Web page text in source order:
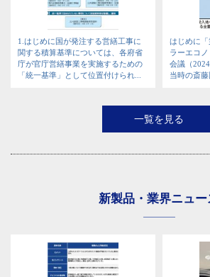
1.はじめに国が発注する営繕工事に
関する積算基準については、各府省
庁が官庁営繕事業を実施するための
「統一基準」として位置付けられ...
はじめに「
ラーエコ
会議（
当時の斎藤
一覧を見る
新製品・業界ニュー